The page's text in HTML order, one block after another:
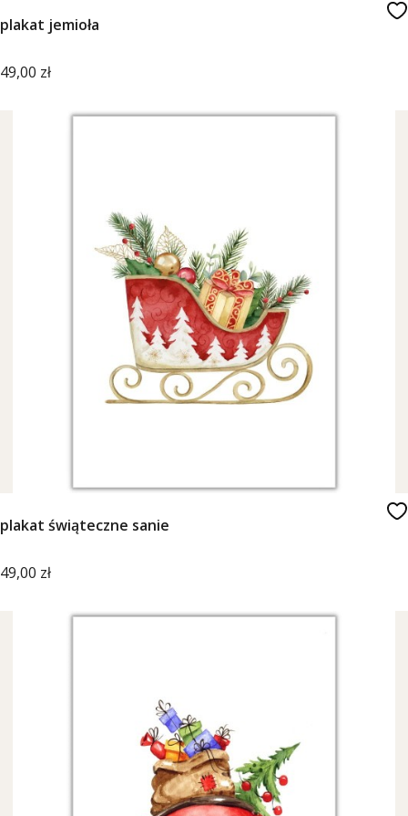
plakat jemioła
Cena
49,00 zł
plakat świąteczne sanie
Cena
49,00 zł